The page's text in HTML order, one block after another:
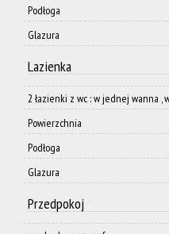
Podłoga
Glazura
Lazienka
2 łazienki z wc : w jednej wanna ,
Powierzchnia
Podłoga
Glazura
Przedpokoj